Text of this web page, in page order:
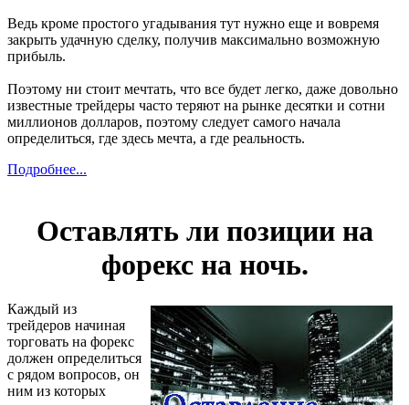
Ведь кроме простого угадывания тут нужно еще и вовремя
закрыть удачную сделку, получив максимально возможную
прибыль.
Поэтому ни стоит мечтать, что все будет легко, даже довольно
известные трейдеры часто теряют на рынке десятки и сотни
миллионов долларов, поэтому следует самого начала
определиться, где здесь мечта, а где реальность.
Подробнее...
Оставлять ли позиции на
форекс на ночь.
Каждый из
трейдеров начиная
торговать на форекс
должен определиться
с рядом вопросов, он
ним из которых